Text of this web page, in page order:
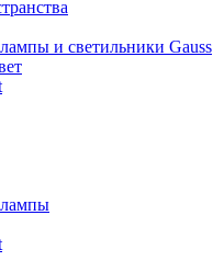
и светильники Gauss